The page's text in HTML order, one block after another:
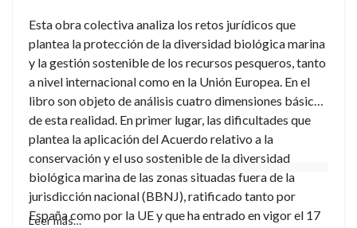
Esta obra colectiva analiza los retos jurídicos que
plantea la protección de la diversidad biológica marina
y la gestión sostenible de los recursos pesqueros, tanto
a nivel internacional como en la Unión Europea. En el
libro son objeto de análisis cuatro dimensiones básicas
de esta realidad. En primer lugar, las dificultades que
plantea la aplicación del Acuerdo relativo a la
conservación y el uso sostenible de la diversidad
biológica marina de las zonas situadas fuera de la
jurisdicción nacional (BBNJ), ratificado tanto por
España como por la UE y que ha entrado en vigor el 17
Leer más…